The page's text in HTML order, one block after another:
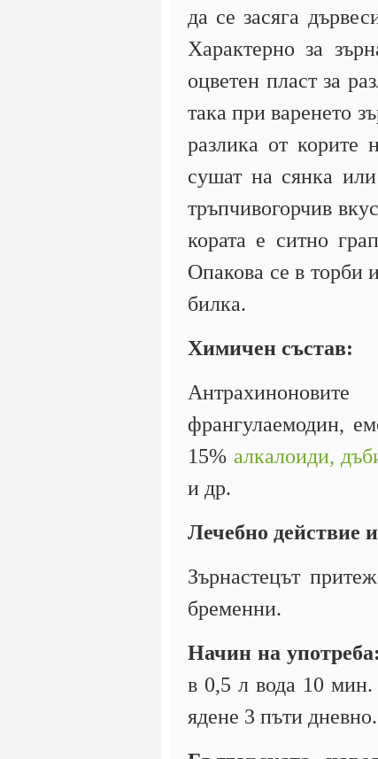
да се засяга
Характерно за
оцветен пласт за
така при варенето
разлика от корите
сушат на сянка
тръпчивогорчив
кората е ситно
Опакова се в торби
билка.
Химичен състав:
франгулаемодин,
15% алкалоиди,
и др.
Лечебно действие
Зърнастецът
бременни.
Начин на употреба:
в 0,5 л вода 10
ядене 3 пъти дневно.